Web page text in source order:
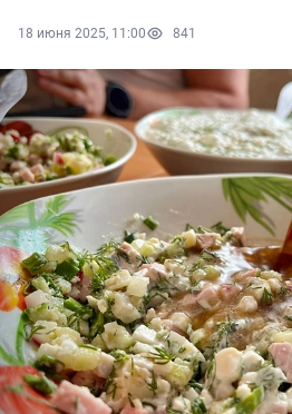
18 июня 2025, 11:00 841